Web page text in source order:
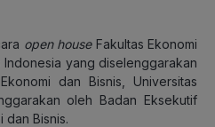
open houseFakultas Ekonomi
Indonesia yang diselenggarakan
dan Bisnis, Universitas
oleh Badan Eksekutif
dan Bisnis.